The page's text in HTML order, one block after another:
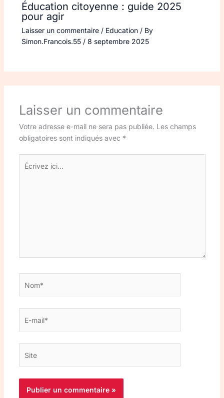
Éducation citoyenne : guide 2025
pour agir
Laisser un commentaire / Education/ By
Simon.Francois.55 / 8 septembre 2025
Laisser un commentaire
Votre adresse e-mail ne sera pas publiée. Les champs
obligatoires sont indiqués avec *
ici…
mail*